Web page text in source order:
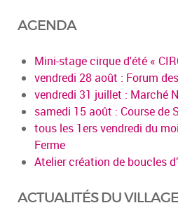
AGENDA
Mini-stage cirque d'été «
vendredi 28 août : Forum
vendredi 31 juillet : Marché
samedi 15 août : Course de
tous les 1ers vendredi du
Ferme
Atelier création de boucles
ACTUALITÉS DU VILLAGE